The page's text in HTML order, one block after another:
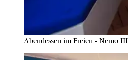
Abendessen im Freien - Nemo III